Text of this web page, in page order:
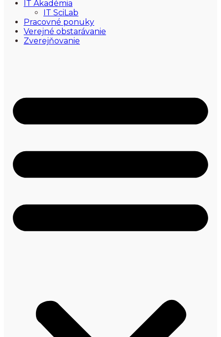
IT Akadémia
IT SciLab
Pracovné ponuky
Verejné obstarávanie
Zverejňovanie